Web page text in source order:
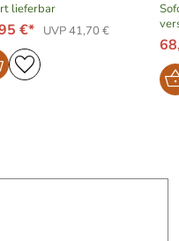
lieferbar
€* UVP 41,70 €